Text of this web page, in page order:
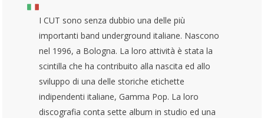
I CUT sono senza dubbio una delle più
importanti band underground italiane. Nascono
nel 1996, a Bologna. La loro attività è stata la
scintilla che ha contribuito alla nascita ed allo
sviluppo di una delle storiche etichette
indipendenti italiane, Gamma Pop. La loro
discografia conta sette album in studio ed una